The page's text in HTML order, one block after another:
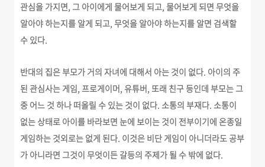
관심을 가지면, 그 아이에게 물어보게 되고, 물어보게 되면 무엇을
알아야 하는지를 알게 되고, 무엇을 알아야 하는지를 알면 검색할
수 있다.
반대의 집은 부모가 거의 자녀에 대해서 아는 것이 없다. 아이의 주
된 관심사는 게임, 프로게이머, 유튜버, 또래 친구 등인데 부모는 그
중 어느 것 하나 떠올릴 수 있는 것이 없다. 소통의 부재다. 소통이
없는 상태로 아이를 바라보면 눈에 보이는 것이 전부이기에 온종일
게임하는 것외로는 없게 된다. 이것은 비단 게임이 아니더라도 공부
가 아니라면 그것이 무엇이든 갈등의 주제가 될 수 밖에 없다.